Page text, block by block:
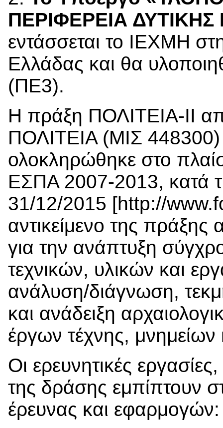
ΠΕΡΙΦΕΡΕΙΑ
εντάσσεται το ΙΕΧΜΗ
Ελλάδας και θα
(ΠΕ3).
Η πράξη ΠΟΛΙΤΕΙΑ-ΙΙ
ΠΟΛΙΤΕΙΑ (ΜΙΣ 448300)
ολοκληρώθηκε στο
ΕΣΠΑ 2007-2013, κατά
31/12/2015 [http://
αντικείμενο της πράξης
για την ανάπτυξη
τεχνικών, υλικών και
ανάλυση/διάγνωση,
και ανάδειξη
έργων τέχνης,
Οι ερευνητικές
της δράσης εμπίπτουν
έρευνας και εφαρμογών: